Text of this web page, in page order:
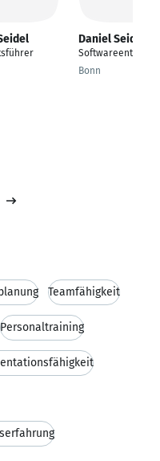
Daniel Seidel
Softwareentwickler
Bonn
Teamfähigkeit
Personaltraining